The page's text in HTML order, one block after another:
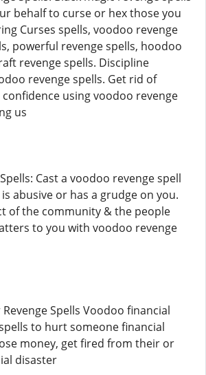
behalf to curse or hex those you
Curses spells, voodoo revenge
powerful revenge spells, hoodoo
revenge spells. Discipline
revenge spells. Get rid of
using voodoo revenge
us
Cast a voodoo revenge spell
abusive or has a grudge on you.
of the community & the people
to you with voodoo revenge
Spells Voodoo financial
to hurt someone financial
money, get fired from their or
disaster